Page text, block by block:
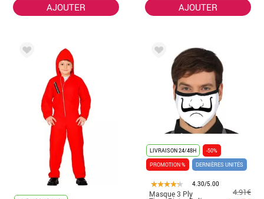
AJOUTER AJOUTER
LIVRAISON 24/48H
-50%
PROMOTION %
DERNIÈRES UNITÉS
4.30/5.00
Masque 3 Ply 4.91€